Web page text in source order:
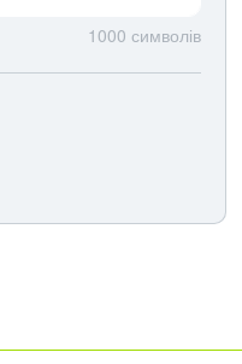
1000 символів